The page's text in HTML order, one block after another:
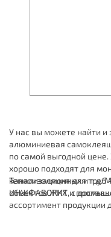
У нас вы можете найти и
алюминиевая
по самой выгодной
хорошо подходят для
канализационных и т.д.
объектов ЖКХ и
ассортимент продукции
Теплоизоляция для
ИНЖФАВОРИТ, с